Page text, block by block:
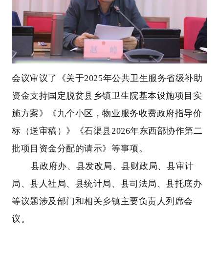
会议审议了《关于2025年公共卫生服务省级补助
资金支持国定脱贫县乡镇卫生院基本设施项目实
施方案》《九个小区，物业服务收费政府指导价
标（送审稿）》《石渠县2026年东西部协作第二
批项目资金分配的请示》等事项。
县政府办、县发改局、县财政局、县审计
局、县人社局、县统计局、县司法局、县托底办
等议题涉及部门和相关乡镇主要负责人列席会
议。